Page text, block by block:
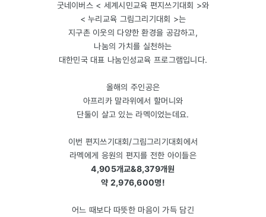
굿네이버스 < 세계시민교육 편지쓰기대회 >와
< 누리교육 그림그리기대회 >는
지구촌 이웃의 다양한 환경을 공감하고,
나눔의 가치를 실천하는
대한민국 대표 나눔인성교육 프로그램입니다.
올해의 주인공은
아프리카 말라위에서 할머니와
단둘이 살고 있는 라멕이었는데요.
이번 편지쓰기대회/그림그리기대회에서
라멕에게 응원의 편지를 전한 아이들은
4,905개교&8,379개원
약 2,976,600명!
어느 때보다 따뜻한 마음이 가득 담긴